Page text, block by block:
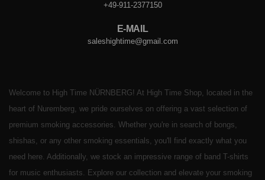
+49-911-2377150
E-MAIL
saleshightime@gmail.com
Welcome to High Time NÜRNBERG! At High Time Shop, located in the
heart of Nuremberg, we pride ourselves on offering a vast selection of
premium smoking accessories. Whether you're in search of bongs,
shishas, or any other smoking essentials, you'll find exactly what you
need here. Additionally, we stock an impressive range of band T-shirts
for music enthusiasts. Explore our collection and elevate your smoking